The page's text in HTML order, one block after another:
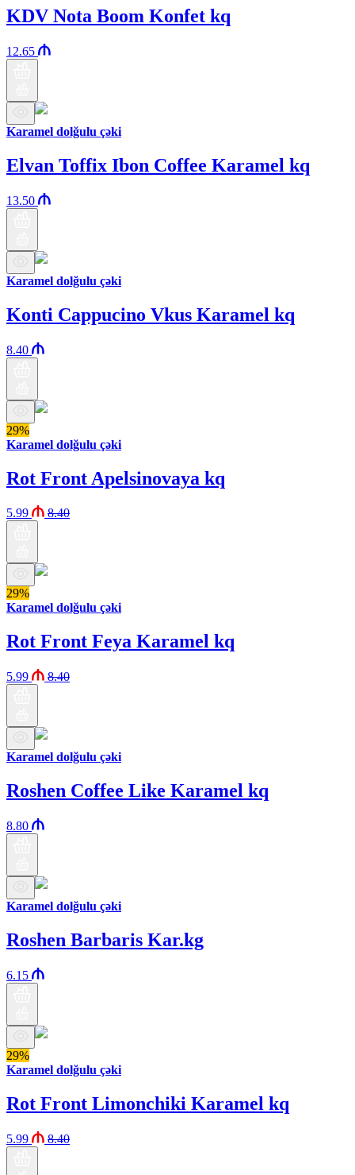
KDV Nota Boom Konfet kq
12.65
Karamel dolğulu çəki
Elvan Toffix Ibon Coffee Karamel kq
13.50
Karamel dolğulu çəki
Konti Cappucino Vkus Karamel kq
8.40
29%
Karamel dolğulu çəki
Rot Front Apelsinovaya kq
5.99 8.40
29%
Karamel dolğulu çəki
Rot Front Feya Karamel kq
5.99 8.40
Karamel dolğulu çəki
Roshen Coffee Like Karamel kq
8.80
Karamel dolğulu çəki
Roshen Barbaris Kar.kg
6.15
29%
Karamel dolğulu çəki
Rot Front Limonchiki Karamel kq
5.99 8.40